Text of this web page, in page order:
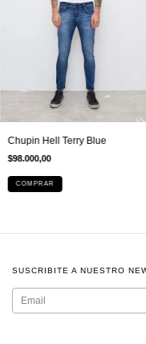
Chupin Hell Terry Blue
$98.000,00
COMPRAR
SUSCRIBITE A NUESTRO